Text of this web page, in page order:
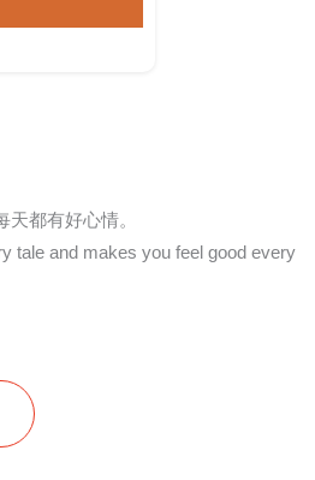
都有好心情。
tale and makes you feel good every